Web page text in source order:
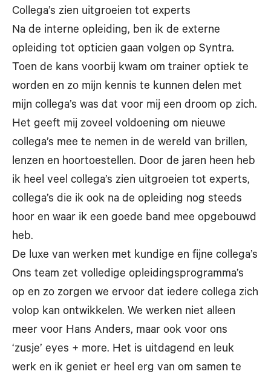
Collega’s zien uitgroeien tot experts
Na de interne opleiding, ben ik de externe
opleiding tot opticien gaan volgen op Syntra.
Toen de kans voorbij kwam om trainer optiek te
worden en zo mijn kennis te kunnen delen met
mijn collega’s was dat voor mij een droom op zich.
Het geeft mij zoveel voldoening om nieuwe
collega’s mee te nemen in de wereld van brillen,
lenzen en hoortoestellen. Door de jaren heen heb
ik heel veel collega’s zien uitgroeien tot experts,
collega’s die ik ook na de opleiding nog steeds
hoor en waar ik een goede band mee opgebouwd
heb.
De luxe van werken met kundige en fijne collega’s
Ons team zet volledige opleidingsprogramma’s
op en zo zorgen we ervoor dat iedere collega zich
volop kan ontwikkelen. We werken niet alleen
meer voor Hans Anders, maar ook voor ons
‘zusje’ eyes + more. Het is uitdagend en leuk
werk en ik geniet er heel erg van om samen te